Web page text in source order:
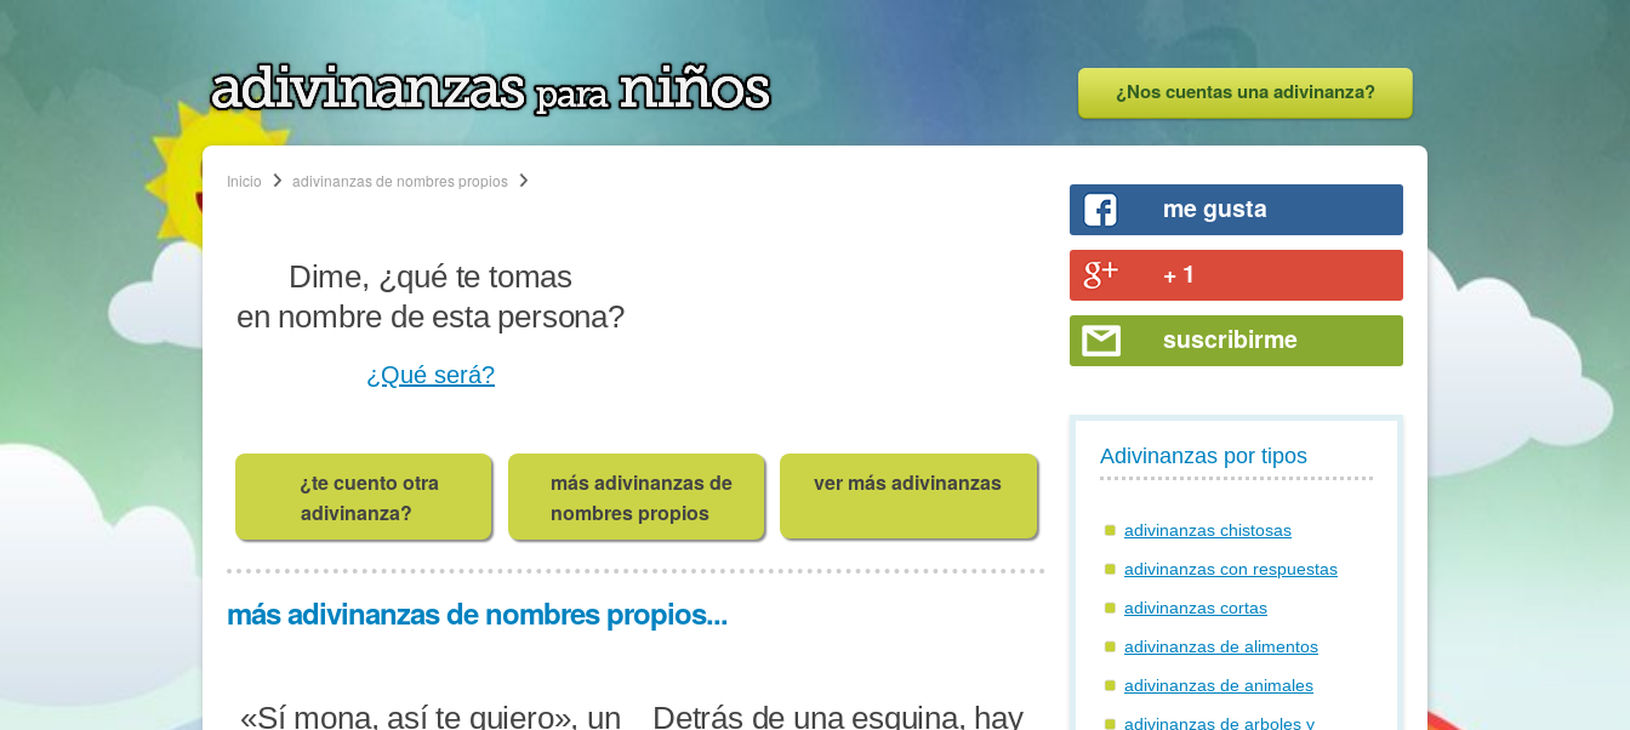
¿Nos cuentas una adivinanza?
Inicio adivinanzas de nombres propios
Dime, ¿qué te tomas
en nombre de esta persona?
¿Qué será?
¿te cuento otra
adivinanza?
más adivinanzas de
nombres propios
ver más adivinanzas
más adivinanzas de nombres propios...
«Sí mona, así te quiero», un
Detrás de una esquina, hay
me gusta
+ 1
suscribirme
Adivinanzas por tipos
adivinanzas chistosas
adivinanzas con respuestas
adivinanzas cortas
adivinanzas de alimentos
adivinanzas de animales
adivinanzas de arboles y